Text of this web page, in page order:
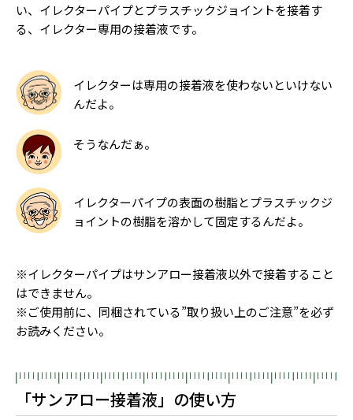
い、イレクターパイプとプラスチックジョイントを接着す
る、イレクター専用の接着液です。
イレクターは専用の接着液を使わないといけない
んだよ。
そうなんだぁ。
イレクターパイプの表面の樹脂とプラスチックジ
ョイントの樹脂を溶かして固定するんだよ。
※イレクターパイプはサンアロー接着液以外で接着すること
はできません。
※ご使用前に、同梱されている”取り扱い上のご注意”を必ず
お読みください。
「サンアロー接着液」の使い方